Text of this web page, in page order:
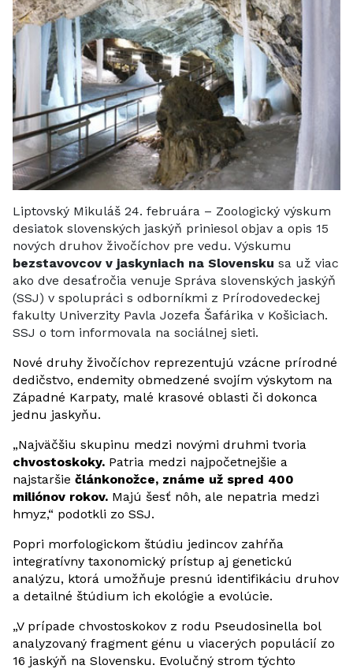
Liptovský Mikuláš 24. februára – Zoologický výskum
desiatok slovenských jaskýň priniesol objav a opis 15
nových druhov živočíchov pre vedu. Výskumu
bezstavovcov v jaskyniach na Slovensku sa už viac
ako dve desaťročia venuje Správa slovenských jaskýň
(SSJ) v spolupráci s odborníkmi z Prírodovedeckej
fakulty Univerzity Pavla Jozefa Šafárika v Košiciach.
SSJ o tom informovala na sociálnej sieti.
Nové druhy živočíchov reprezentujú vzácne prírodné
dedičstvo, endemity obmedzené svojím výskytom na
Západné Karpaty, malé krasové oblasti či dokonca
jednu jaskyňu.
„Najväčšiu skupinu medzi novými druhmi tvoria
chvostoskoky. Patria medzi najpočetnejšie a
najstaršie článkonožce, známe už spred 400
miliónov rokov. Majú šesť nôh, ale nepatria medzi
hmyz,“ podotkli zo SSJ.
Popri morfologickom štúdiu jedincov zahŕňa
integratívny taxonomický prístup aj genetickú
analýzu, ktorá umožňuje presnú identifikáciu druhov
a detailné štúdium ich ekológie a evolúcie.
„V prípade chvostoskokov z rodu Pseudosinella bol
analyzovaný fragment génu u viacerých populácií zo
16 jaskýň na Slovensku. Evolučný strom týchto